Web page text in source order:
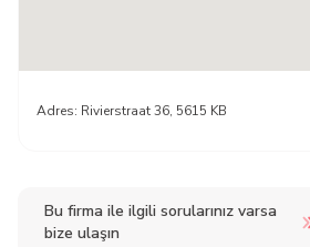
Bu firma ile ilgili sorularınız varsa
bize ulaşın
Adres: Rivierstraat 36, 5615 KB